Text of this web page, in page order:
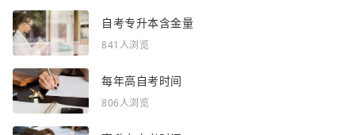
自考专升本含金量
841人浏览
每年高自考时间
806人浏览